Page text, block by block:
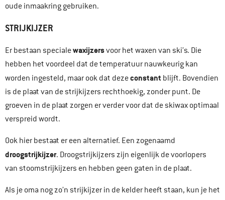
oude inmaakring gebruiken.
STRIJKIJZER
Er bestaan specialewaxijzersvoor het waxen van ski’s. Die
hebben het voordeel dat de temperatuur nauwkeurig kan
worden ingesteld, maar ook dat dezeconstant blijft. Bovendien
is de plaat van de strijkijzers rechthoekig, zonder punt. De
groeven in de plaat zorgen er verder voor dat de skiwax optimaal
verspreid wordt.
Ook hier bestaat er een alternatief. Een zogenaamd
droogstrijkijzer. Droogstrijkijzers zijn eigenlijk de voorlopers
van stoomstrijkijzers en hebben geen gaten in de plaat.
Als je oma nog zo’n strijkijzer in de kelder heeft staan, kun je het